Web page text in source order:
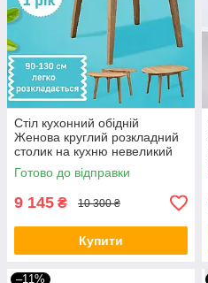
Стіл кухонний обідній
Женова круглий розкладний
столик на кухню невеликий
дерев’яний сучасний стіл для
кухні та їдальні
Готово до відправки
9 145 ₴ 10 300 ₴
Купити
–11%